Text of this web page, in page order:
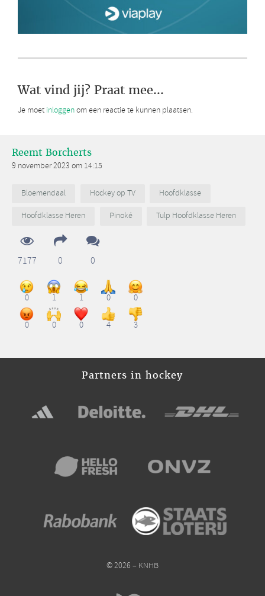
Wat vind jij? Praat mee...
Je moet inloggenom een reactie te kunnen plaatsen.
Reemt Borcherts
9 november 2023 om 14:15
Bloemendaal Hockey op TV
Hoofdklasse
Hoofdklasse Heren
Pinoké Tulp Hoofdklasse Heren
7177 0 0
0 1 1 0 0
0 0 0 4 3
Partners in hockey
© 2026 – KNHB